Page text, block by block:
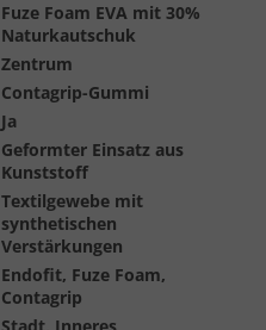
Fuze Foam EVA mit 30%
Naturkautschuk
Zentrum
Contagrip-Gummi
Ja
Geformter Einsatz aus
Kunststoff
Textilgewebe mit
synthetischen
Verstärkungen
Endofit, Fuze Foam,
Contagrip